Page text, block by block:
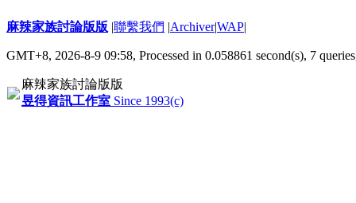
麻辣家族討論版版 |聯繫我們 |Archiver|WAP|
GMT+8, 2026-8-9 09:58, Processed in 0.058861 second(s), 7
麻辣家族討論版版
昱得資訊工作室 Since 1993(c)